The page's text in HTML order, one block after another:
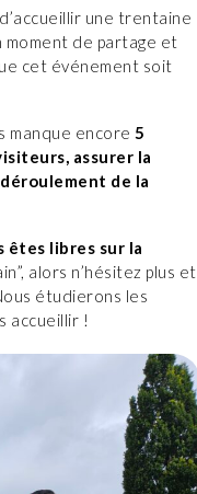
une trentaine
de partage et
cet événement soit
manque encore 5
assurer la
de la
êtes libres sur la
alors n’hésitez plus et
étudierons les
accueillir !